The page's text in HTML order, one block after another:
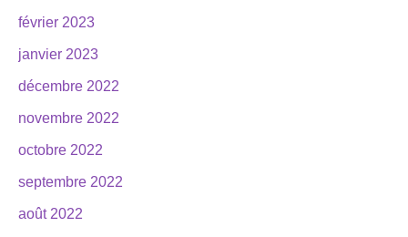
février 2023
janvier 2023
décembre 2022
novembre 2022
octobre 2022
septembre 2022
août 2022